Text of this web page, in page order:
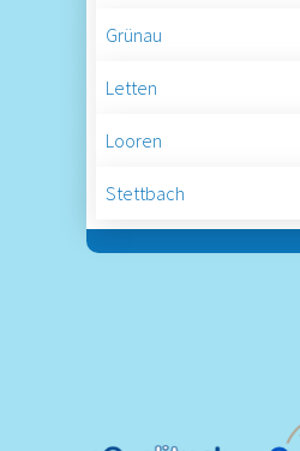
Grünau
Letten
Looren
Stettbach